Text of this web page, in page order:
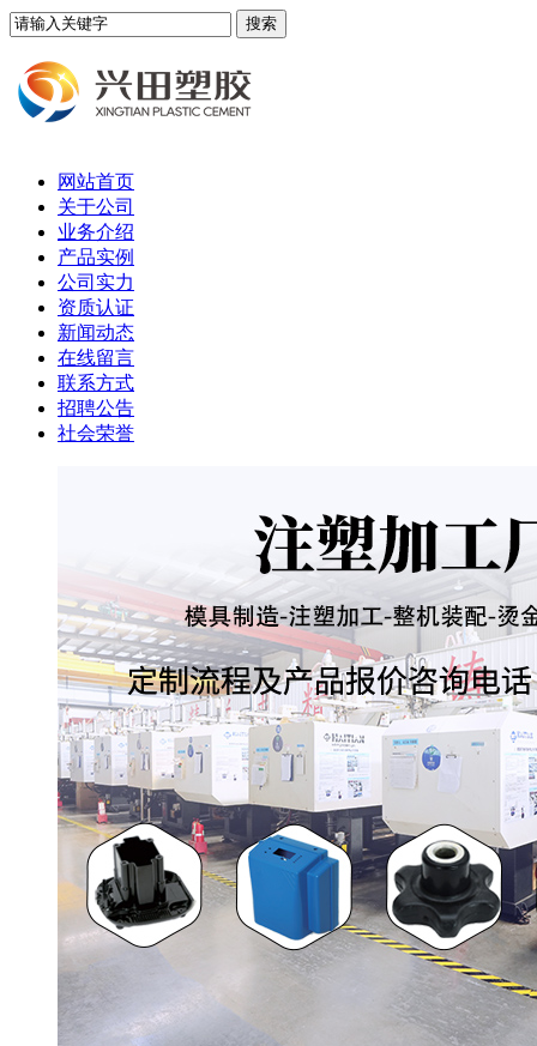
网站首页
关于公司
业务介绍
产品实例
公司实力
资质认证
新闻动态
在线留言
联系方式
招聘公告
社会荣誉